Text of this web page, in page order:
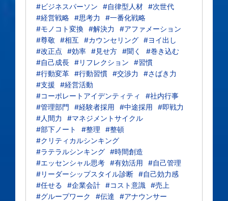
#ビジネスパーソン
#自律型人材 #次世代
#経営戦略 #思考力
#一番化戦略
#モノコト変換 #解決力
#アファメーション
#尊敬
#相互 #カウンセリング #ヨイ出し
#改正点
#効率 #見せ方 #聞く
#巻き込む
#自己成長 #リフレクション
#習慣
#行動変革 #行動習慣 #交渉力
#さばき力
#支援
#経営活動
#コーポレートアイデンティティ
#社内行事
#管理部門
#経験者採用 #中途採用
#即戦力
#人間力
#マネジメントサイクル
#部下ノート
#整理
#整頓
#クリティカルシンキング
#ラテラルシンキング #時間創造
#エッセンシャル思考 #有効活用
#自己管理
#リーダーシップスタイル診断 #自己効力感
#任せる
#企業会計 #コスト意識 #売上
#グループワーク
#伝達
#アナウンサー